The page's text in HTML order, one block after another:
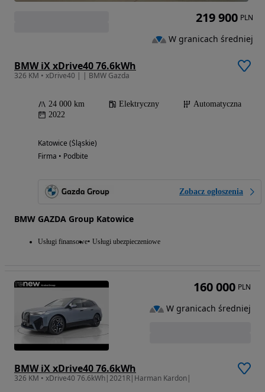
BMW iX xDrive40 76.6kWh
326 KM • xDrive40 | | BMW Gazda
24 000 km Elektryczny
Automatyczna
2022
Katowice (Śląskie)
Firma • Podbite
Zobacz ogłoszenia
BMW GAZDA Group Katowice
Usługi finansowe Usługi ubezpieczeniowe
219 900 PLN
W granicach średniej
BMW iX xDrive40 76.6kWh
326 KM • xDrive40 76.6kWh|2021R|Harman Kardon|
160 000 PLN
W granicach średniej